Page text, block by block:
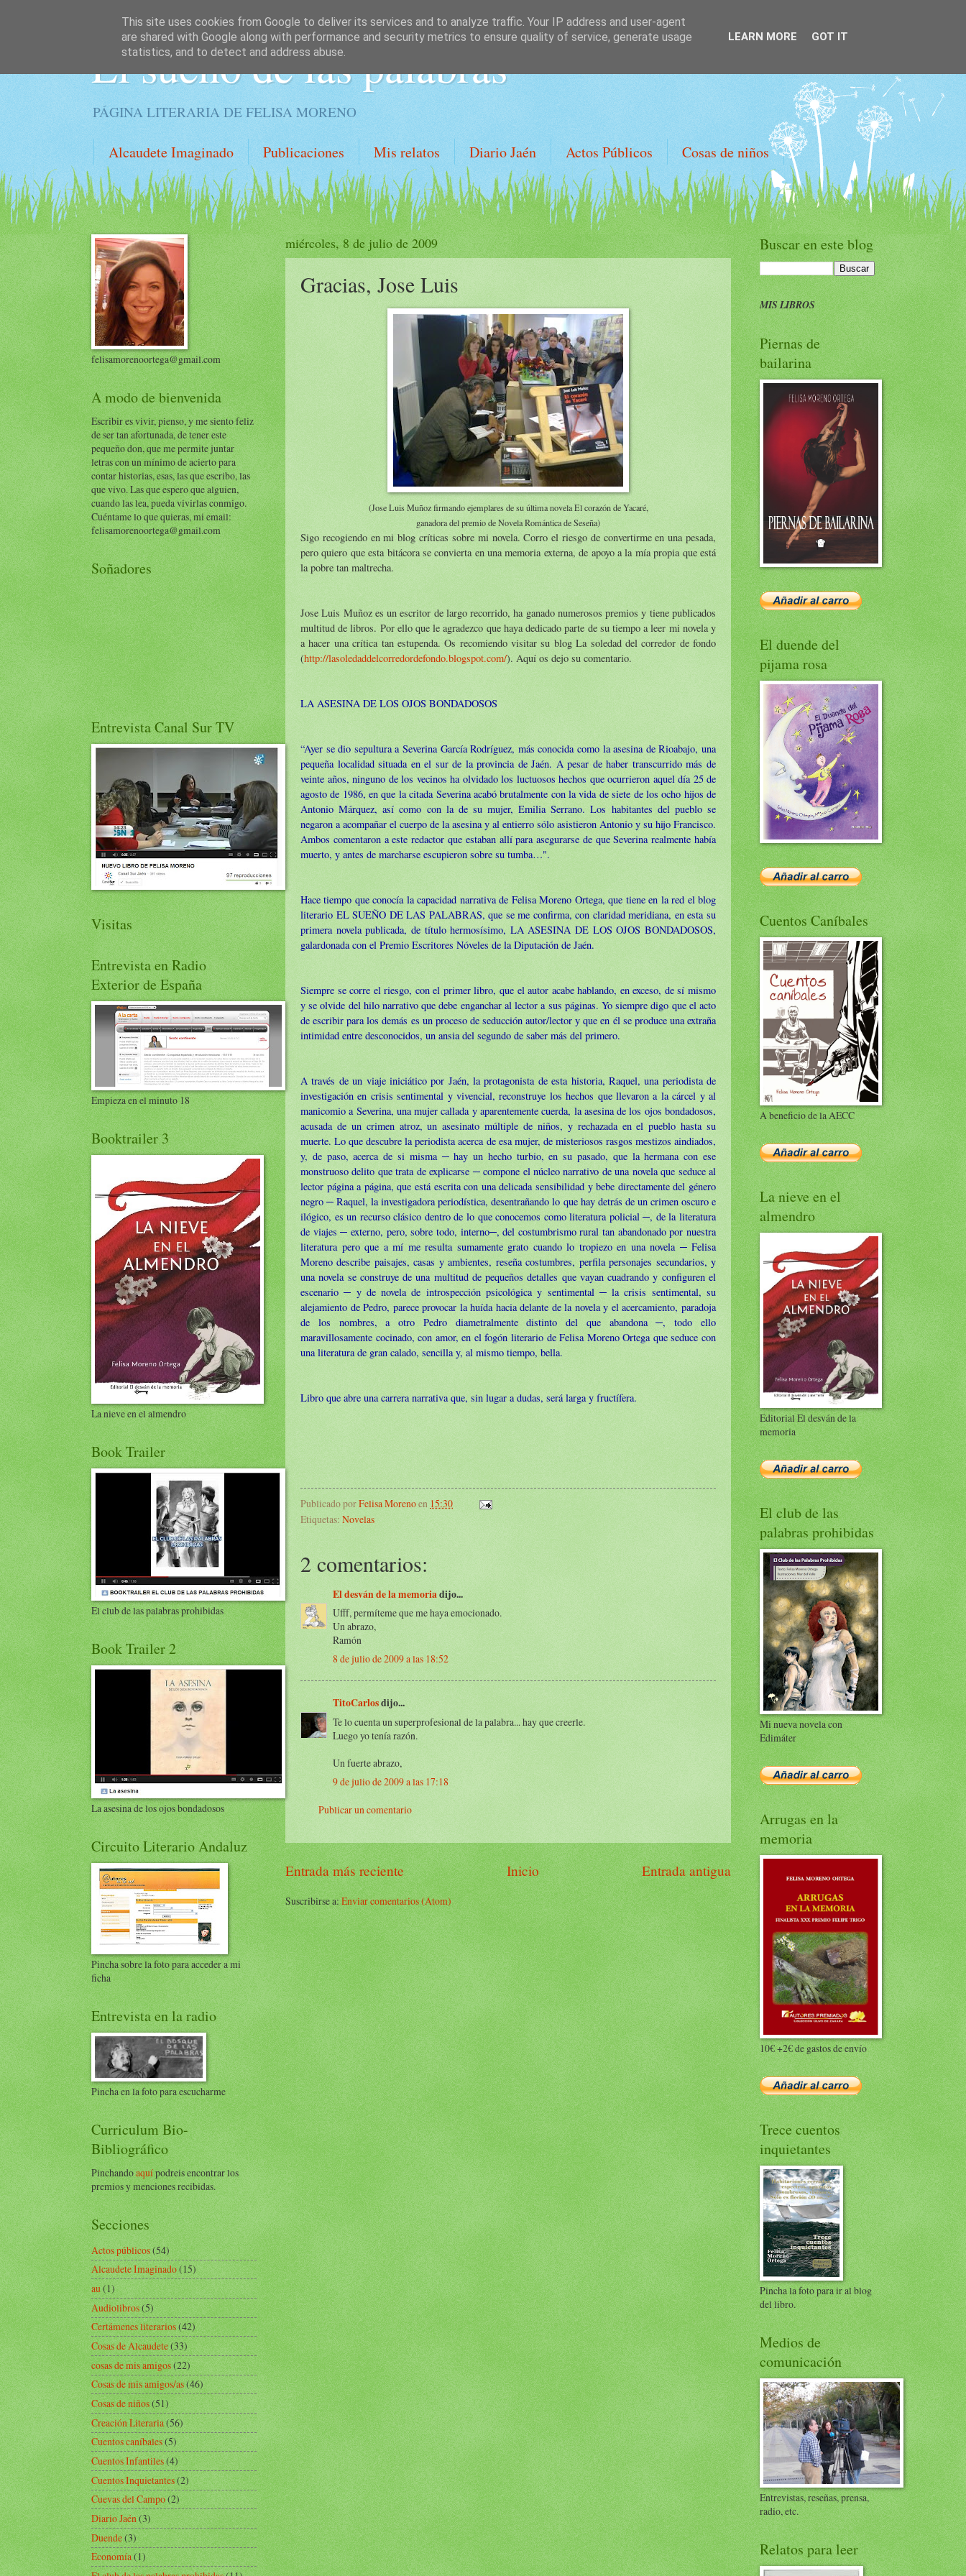
El sueño de las palabras
PÁGINA LITERARIA DE FELISA MORENO
Alcaudete Imaginado Publicaciones Mis relatos Diario Jaén Actos Públicos Cosas de niños
miércoles, 8 de julio de 2009
Gracias, Jose Luis
(Jose Luis Muñoz firmando ejemplares de su última novela El corazón de Yacaré,
ganadora del premio de Novela Romántica de Seseña)
Sigo recogiendo en mi blog críticas sobre mi novela. Corro el riesgo de convertirme en una pesada,
pero quiero que esta bitácora se convierta en una memoria externa, de apoyo a la mía propia que está
la pobre tan maltrecha.
Jose Luis Muñoz es un escritor de largo recorrido, ha ganado numerosos premios y tiene publicados
multitud de libros. Por ello que le agradezco que haya dedicado parte de su tiempo a leer mi novela y
a hacer una crítica tan estupenda. Os recomiendo visitar su blog La soledad del corredor de fondo
(http://lasoledaddelcorredordefondo.blogspot.com/). Aquí os dejo su comentario.
LA ASESINA DE LOS OJOS BONDADOSOS
“Ayer se dio sepultura a Severina García Rodríguez, más conocida como la asesina de Rioabajo, una
pequeña localidad situada en el sur de la provincia de Jaén. A pesar de haber transcurrido más de
veinte años, ninguno de los vecinos ha olvidado los luctuosos hechos que ocurrieron aquel día 25 de
agosto de 1986, en que la citada Severina acabó brutalmente con la vida de siete de los ocho hijos de
Antonio Márquez, así como con la de su mujer, Emilia Serrano. Los habitantes del pueblo se
negaron a acompañar el cuerpo de la asesina y al entierro sólo asistieron Antonio y su hijo Francisco.
Ambos comentaron a este redactor que estaban allí para asegurarse de que Severina realmente había
muerto, y antes de marcharse escupieron sobre su tumba…".
Hace tiempo que conocía la capacidad narrativa de Felisa Moreno Ortega, que tiene en la red el blog
literario EL SUEÑO DE LAS PALABRAS, que se me confirma, con claridad meridiana, en esta su
primera novela publicada, de título hermosísimo, LA ASESINA DE LOS OJOS BONDADOSOS,
galardonada con el Premio Escritores Nóveles de la Diputación de Jaén.
Siempre se corre el riesgo, con el primer libro, que el autor acabe hablando, en exceso, de sí mismo
y se olvide del hilo narrativo que debe enganchar al lector a sus páginas. Yo siempre digo que el acto
de escribir para los demás es un proceso de seducción autor/lector y que en él se produce una extraña
intimidad entre desconocidos, un ansia del segundo de saber más del primero.
A través de un viaje iniciático por Jaén, la protagonista de esta historia, Raquel, una periodista de
investigación en crisis sentimental y vivencial, reconstruye los hechos que llevaron a la cárcel y al
manicomio a Severina, una mujer callada y aparentemente cuerda, la asesina de los ojos bondadosos,
acusada de un crimen atroz, un asesinato múltiple de niños, y rechazada en el pueblo hasta su
muerte. Lo que descubre la periodista acerca de esa mujer, de misteriosos rasgos mestizos aindiados,
y, de paso, acerca de si misma ─ hay un hecho turbio, en su pasado, que la hermana con ese
monstruoso delito que trata de explicarse ─ compone el núcleo narrativo de una novela que seduce al
lector página a página, que está escrita con unadelicada sensibilidad y bebe directamente del género
negro ─ Raquel, la investigadora periodística, desentrañando lo que hay detrás de un crimen oscuro e
ilógico, es un recurso clásico dentro de lo que conocemos como literatura policial ─, de la literatura
de viajes ─ externo, pero, sobre todo, interno─, del costumbrismo rural tan abandonado por nuestra
literatura pero que a mí me resulta sumamente grato cuando lo tropiezo en una novela ─ Felisa
Moreno describe paisajes, casas y ambientes, reseña costumbres, perfila personajes secundarios, y
una novela se construye de una multitud de pequeños detalles que vayan cuadrando y configuren el
escenario ─ y de novela de introspección psicológica y sentimental ─ la crisis sentimental, su
alejamiento de Pedro, parece provocar la huída hacia delante de la novela y el acercamiento, paradoja
de los nombres, a otro Pedro diametralmente distinto del que abandona ─, todo ello
maravillosamente cocinado, con amor, en el fogón literario de Felisa Moreno Ortega que seduce con
una literatura de gran calado, sencilla y, al mismo tiempo, bella.
Libro que abre una carrera narrativa que, sin lugar a dudas, será larga y fructífera.
Publicado porFelisa Morenoen 15:30
Etiquetas: Novelas
2 comentarios:
El desván de la memoriadijo...
Ufff, permíteme que me haya emocionado.
Un abrazo,
Ramón
8 de julio de 2009 a las 18:52
TitoCarlosdijo...
Te lo cuenta un superprofesional de la palabra... hay que creerle.
Luego yo tenía razón.
Un fuerte abrazo,
9 de julio de 2009 a las 17:18
Publicar un comentario
Entrada más reciente Entrada antigua
Inicio
Suscribirse a:Enviar comentarios (Atom)
felisamorenoortega@gmail.com
A modo de bienvenida
Escribir es vivir, pienso, y me siento feliz
de ser tan afortunada, de tener este
pequeño don, que me permite juntar
letras con un mínimo de acierto para
contar historias, esas, las que escribo, las
que vivo. Las que espero que alguien,
cuando las lea, pueda vivirlas conmigo.
Cuéntame lo que quieras, mi email:
felisamorenoortega@gmail.com
Soñadores
Entrevista Canal Sur TV
Visitas
Entrevista en Radio
Exterior de España
Empieza en el minuto 18
Booktrailer 3
La nieve en el almendro
Book Trailer
El club de las palabras prohibidas
Book Trailer 2
La asesina de los ojos bondadosos
Circuito Literario Andaluz
Pincha sobre la foto para acceder a mi
ficha
Entrevista en la radio
Pincha en la foto para escucharme
Curriculum Bio-
Bibliográfico
Pinchandoaquípodreis encontrar los
premios y menciones recibidas.
Secciones
Actos públicos(54)
Alcaudete Imaginado(15)
au(1)
Audiolibros(5)
Certámenes literarios(42)
Cosas de Alcaudete(33)
cosas de mis amigos(22)
Cosas de mis amigos/as(46)
Cosas de niños(51)
Creación Literaria(56)
Cuentos caníbales(5)
Cuentos Infantiles(4)
Cuentos Inquietantes(2)
Cuevas del Campo(2)
Diario Jaén(3)
Duende(3)
Economía(1)
Buscar en este blog
MIS LIBROS
Piernas de
bailarina
El duende del
pijama rosa
Cuentos Caníbales
A beneficio de la AECC
La nieve en el
almendro
Editorial El desván de la
memoria
El club de las
palabras prohibidas
Mi nueva novela con
Edimáter
Arrugas en la
memoria
10€ +2€ de gastos de envío
Trece cuentos
inquietantes
Pincha la foto para ir al blog
del libro.
Medios de
comunicación
Entrevistas, reseñas, prensa,
radio, etc.
Relatos para leer
This site uses cookies from Google to deliver its services and to analyze traffic. Your IP address and user-agent
are shared with Google along with performance and security metrics to ensure quality of service, generate usage
statistics, and to detect and address abuse.
LEARN MORE GOT IT